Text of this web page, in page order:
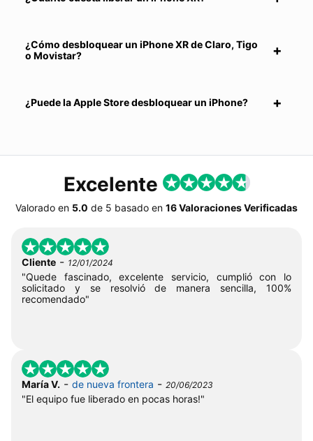
¿Cómo desbloquear un iPhone XR de Claro, Tigo
o Movistar?
¿Puede la Apple Store desbloquear un iPhone?
Excelente
Valorado en 5.0 de 5 basado en 16 Valoraciones Verificadas
Cliente - 12/01/2024
"Quede fascinado, excelente servicio, cumplió con lo
solicitado y se resolvió de manera sencilla, 100%
recomendado"
María V. - de nueva frontera - 20/06/2023
"El equipo fue liberado en pocas horas!"